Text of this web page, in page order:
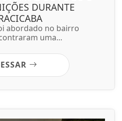
DURANTE
abordado no bairro
uma...